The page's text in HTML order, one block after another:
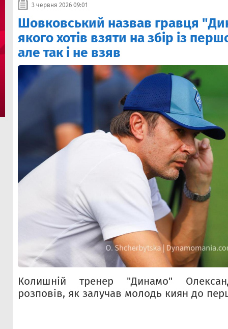
3 червня 2026 09:01
Шовковський назвав гравця
якого хотів взяти на збір із
але так і не взяв
Колишній тренер "Динамо"
розповів, як залучав молодь киян до